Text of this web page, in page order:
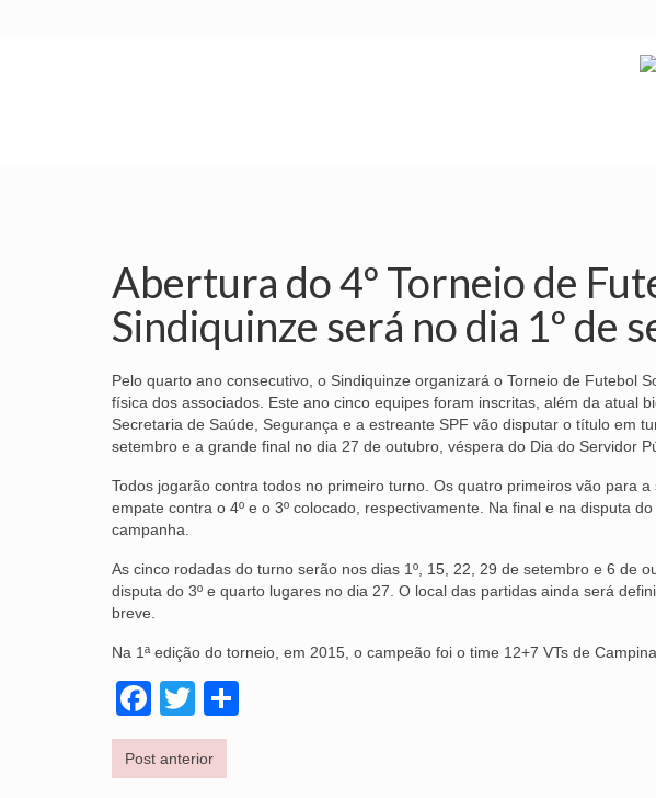
Abertura do 4º Torneio de
Sindiquinze será no dia 1º de
Pelo quarto ano consecutivo, o Sindiquinze organizará o Torneio de Futebol
física dos associados. Este ano cinco equipes foram inscritas, além da atual
Secretaria de Saúde, Segurança e a estreante SPF vão disputar o título em
setembro e a grande final no dia 27 de outubro, véspera do Dia do Servidor
Todos jogarão contra todos no primeiro turno. Os quatro primeiros vão para
empate contra o 4º e o 3º colocado, respectivamente. Na final e na disputa
campanha.
As cinco rodadas do turno serão nos dias 1º, 15, 22, 29 de setembro e 6 de
disputa do 3º e quarto lugares no dia 27. O local das partidas ainda será
breve.
Na 1ª edição do torneio, em 2015, o campeão foi o time 12+7 VTs de
Facebook
Twitter
Post anterior